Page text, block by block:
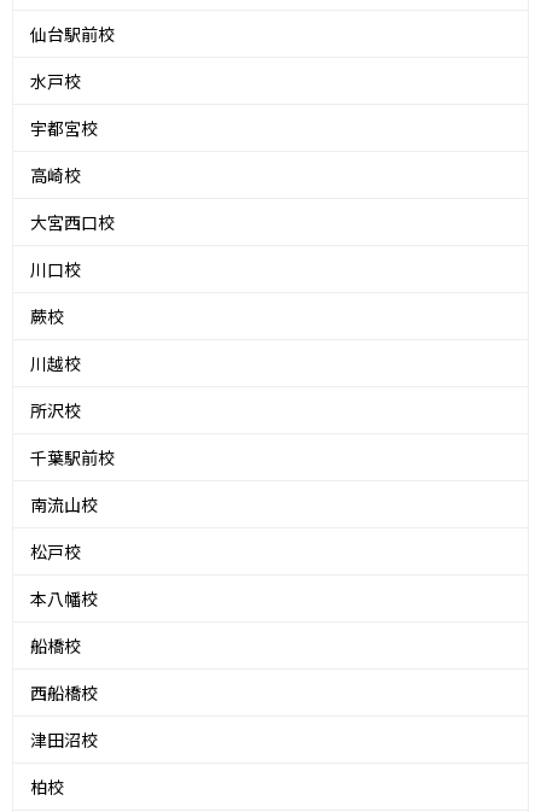
仙台駅前校
水戸校
宇都宮校
高崎校
大宮西口校
川口校
蕨校
川越校
所沢校
千葉駅前校
南流山校
松戸校
本八幡校
船橋校
西船橋校
津田沼校
柏校